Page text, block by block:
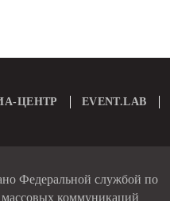
ЦЕНТР EVENT.LAB
Федеральной службой по
коммуникаций